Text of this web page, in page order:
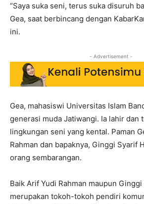
“Saya suka seni, terus suka disuruh
Gea, saat berbincang dengan
ini.
- Advertisement -
Gea, mahasiswi Universitas Islam
generasi muda Jatiwangi. Ia lahir dan
lingkungan seni yang kental. Paman
Rahman dan bapaknya, Ginggi Syarif
orang sembarangan.
Baik Arif Yudi Rahman maupun
merupakan tokoh-tokoh pendiri